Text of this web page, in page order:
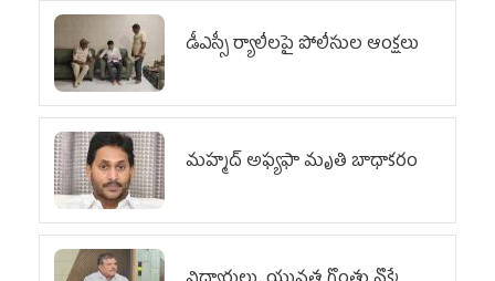
డీఎస్సీ ర్యాలీలపై పోలీసుల ఆంక్షలు
మహ్మద్‌ అఫ్యఫా మృతి బాధాకరం